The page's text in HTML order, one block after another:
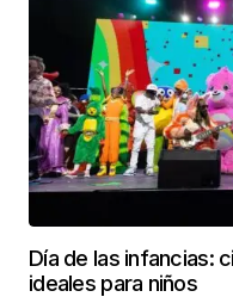
Día de las infancias:
ideales para niños